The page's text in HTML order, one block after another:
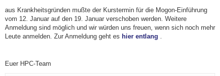
aus Krankheitsgründen mußte der Kurstermin für die Mogon-Einführung
vom 12. Januar auf den 19. Januar verschoben werden. Weitere
Anmeldung sind möglich und wir würden uns freuen, wenn sich noch mehr
Leute anmelden. Zur Anmeldung geht es hier entlang
Euer HPC-Team